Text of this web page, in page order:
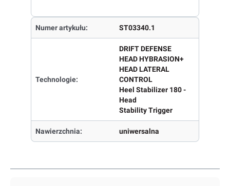
Numer artykułu: ST03340.1
Technologie:
DRIFT DEFENSE
HEAD HYBRASION+
HEAD LATERAL
CONTROL
Heel Stabilizer 180 -
Head
Stability Trigger
Nawierzchnia: uniwersalna